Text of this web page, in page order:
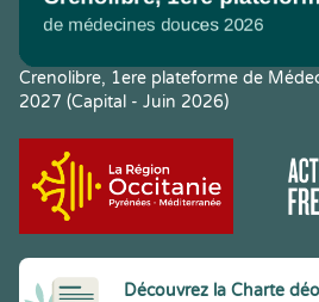
Crenolibre, 1ere plateforme de
2027 (Capital - Juin 2026)
Découvrez la Charte